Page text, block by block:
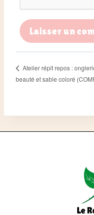
Atelier répit repos :
beauté et sable coloré